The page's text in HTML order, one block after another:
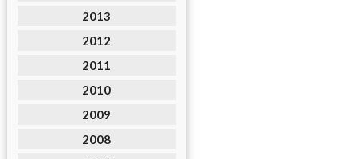
2013
2012
2011
2010
2009
2008